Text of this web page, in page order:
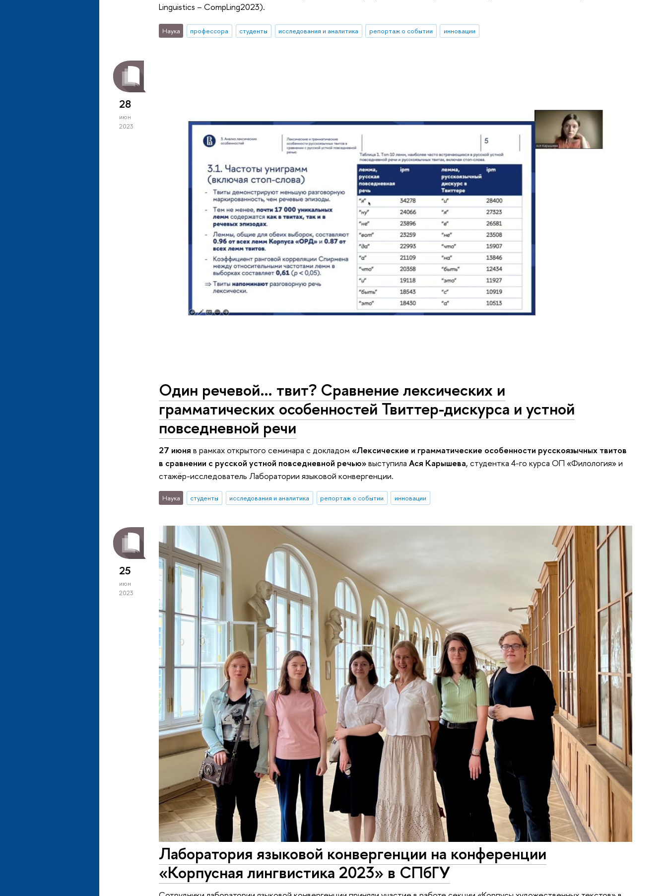
Linguistics – CompLing2023).
Наука профессора студенты исследования и аналитика репортаж о событии инновации
28
июн
2023
Один речевой… твит? Сравнение лексических и
грамматических особенностей Твиттер-дискурса и устной
повседневной речи
27 июня в рамках открытого семинара с докладом «Лексические и грамматические особенности русскоязычных твитов
в сравнении с русской устной повседневной речью»выступила Ася Карышева, студентка 4-го курса ОП «Филология» и
стажёр-исследователь Лаборатории языковой конвергенции.
Наука студенты исследования и аналитика репортаж о событии инновации
25
июн
2023
Лаборатория языковой конвергенции на конференции
«Корпусная лингвистика 2023» в СПбГУ